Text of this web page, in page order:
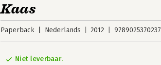
Kaas
Paperback Nederlands 2012 9789025370237
Niet leverbaar.